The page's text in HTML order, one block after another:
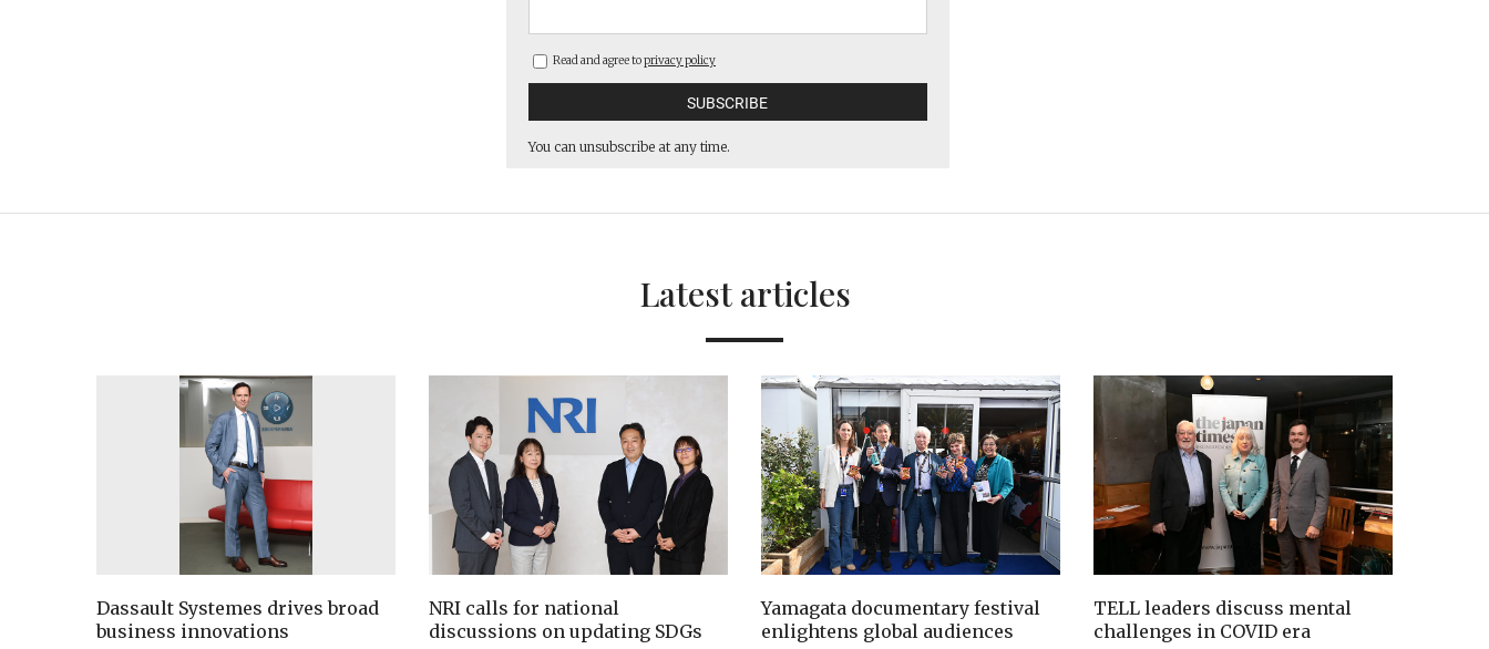
Read and agree toprivacy policy
You can unsubscribe at any time.
Latest articles
Dassault Systemes drives broad
business innovations
NRI calls for national
discussions on updating SDGs
Yamagata documentary festival
enlightens global audiences
TELL leaders discuss mental
challenges in COVID era